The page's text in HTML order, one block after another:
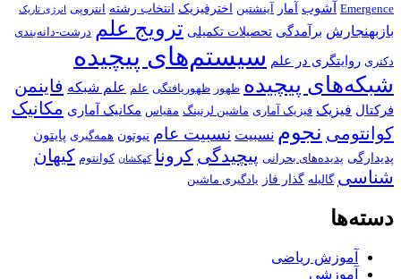
Emergence آشوب آمار آینشتین اخترفیزیک انتخاب رشته انتروپی انرژی تاریک
بازبهنجارش برآمدگی تحصیلات تکمیلی ترویج علم درشت-دانه‌بندی
دکتری روایتگری در علم سیستم‌های پیچیده
شبکه‌های پیچیده ظهور ظهوریافتگی علم علم شبکه فاینمن
فرکتال فیزیک فیزیک آماری ماشین لرنینگ مقیاس مکانیک آماری مکانیک
کوانتومی نجوم نسبیت نسبیت عام نیوتون همه‌گیری پایتون
پدیدارگی پدیده‌های بحرانی پیچیدگی کرونا کهکشان کوانتوم کیهان
شناسی گالیله گذار فاز یادگیری ماشین
دسته‌ها
آموزش ریاضی
آموزشی